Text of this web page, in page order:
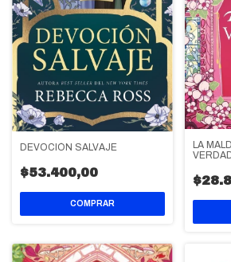
DEVOCIÓN SALVAJE
$53.400,00
LA